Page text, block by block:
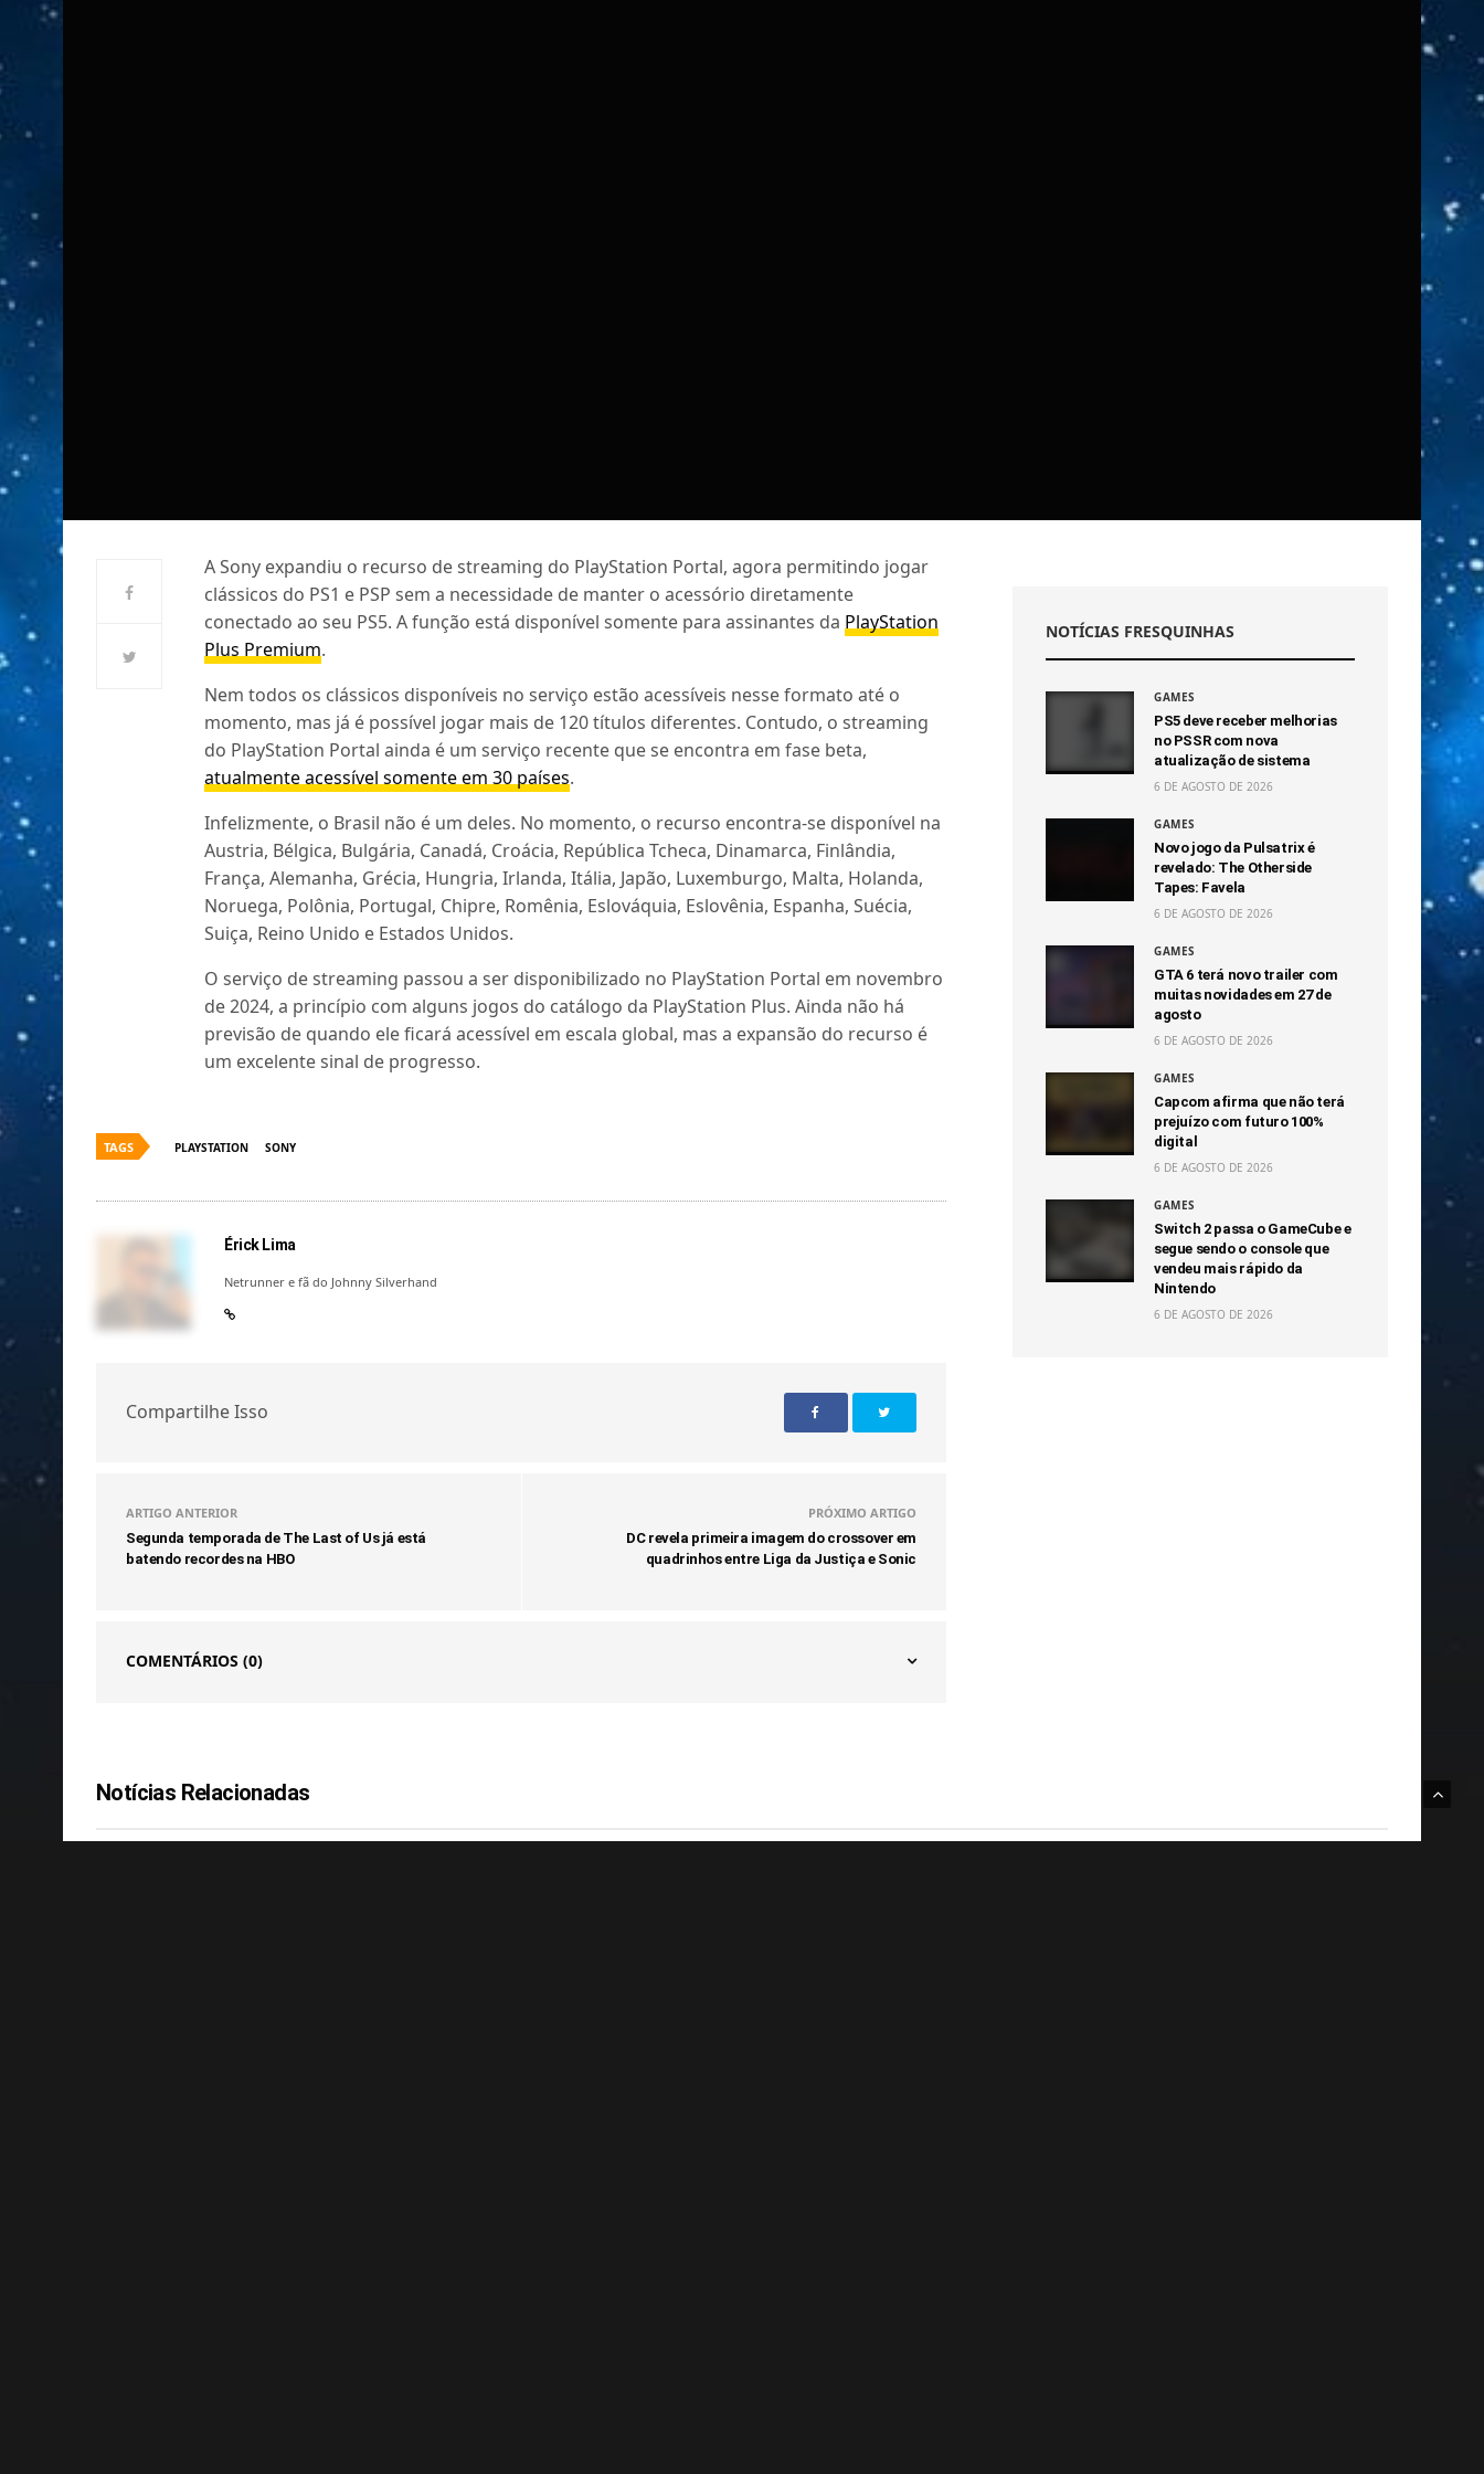
A Sony expandiu o recurso de streaming do PlayStation Portal, agora permitindo jogar
clássicos do PS1 e PSP sem a necessidade de manter o acessório diretamente
conectado ao seu PS5. A função está disponível somente para assinantes da PlayStation
Plus Premium.
Nem todos os clássicos disponíveis no serviço estão acessíveis nesse formato até o
momento, mas já é possível jogar mais de 120 títulos diferentes. Contudo, o streaming
do PlayStation Portal ainda é um serviço recente que se encontra em fase beta,
atualmente acessível somente em 30 países.
Infelizmente, o Brasil não é um deles. No momento, o recurso encontra-se disponível na
Austria, Bélgica, Bulgária, Canadá, Croácia, República Tcheca, Dinamarca, Finlândia,
França, Alemanha, Grécia, Hungria, Irlanda, Itália, Japão, Luxemburgo, Malta, Holanda,
Noruega, Polônia, Portugal, Chipre, Romênia, Eslováquia, Eslovênia, Espanha, Suécia,
Suiça, Reino Unido e Estados Unidos.
O serviço de streaming passou a ser disponibilizado no PlayStation Portal em novembro
de 2024, a princípio com alguns jogos do catálogo da PlayStation Plus. Ainda não há
previsão de quando ele ficará acessível em escala global, mas a expansão do recurso é
um excelente sinal de progresso.
TAGS PLAYSTATION SONY
Érick Lima
Netrunner e fã do Johnny Silverhand
Compartilhe Isso
ARTIGO ANTERIOR
Segunda temporada de The Last of Us já está
batendo recordes na HBO
PRÓXIMO ARTIGO
DC revela primeira imagem do crossover em
quadrinhos entre Liga da Justiça e Sonic
COMENTÁRIOS (0)
NOTÍCIAS FRESQUINHAS
GAMES
PS5 deve receber melhorias
no PSSR com nova
atualização de sistema
6 DE AGOSTO DE 2026
GAMES
Novo jogo da Pulsatrix é
revelado: The Otherside
Tapes: Favela
6 DE AGOSTO DE 2026
GAMES
GTA 6 terá novo trailer com
muitas novidades em 27 de
agosto
6 DE AGOSTO DE 2026
GAMES
Capcom afirma que não terá
prejuízo com futuro 100%
digital
6 DE AGOSTO DE 2026
GAMES
Switch 2 passa o GameCube e
segue sendo o console que
vendeu mais rápido da
Nintendo
6 DE AGOSTO DE 2026
Notícias Relacionadas